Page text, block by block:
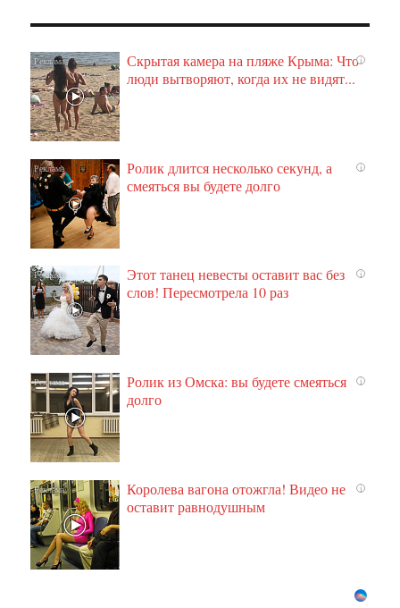
i
Скрытая камера на пляже Крыма: Что
люди вытворяют, когда их не видят...
i
Ролик длится несколько секунд, а
смеяться вы будете долго
i
Этот танец невесты оставит вас без
слов! Пересмотрела 10 раз
i
Ролик из Омска: вы будете смеяться
долго
i
Королева вагона отожгла! Видео не
оставит равнодушным